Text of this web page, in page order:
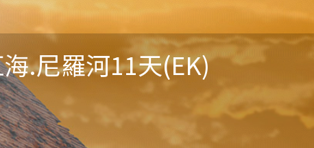
.尼羅河11天(EK)